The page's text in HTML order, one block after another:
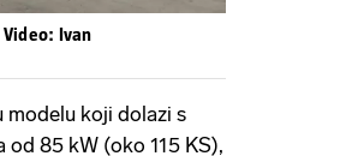
| Video: Ivan
modelu koji dolazi s
85 kW (oko 115 KS),